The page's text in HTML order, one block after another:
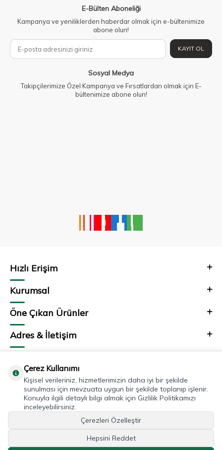
E-Bülten Aboneliği
Kampanya ve yeniliklerden haberdar olmak için e-bültenimize
abone olun!
KAYIT OL
Sosyal Medya
Takipçilerimize Özel Kampanya ve Fırsatlardan olmak için E-
bültenimize abone olun!
Hızlı Erişim
Kurumsal
Öne Çıkan Ürünler
Adres & İletişim
Çerez Kullanımı
Kişisel verileriniz, hizmetlerimizin daha iyi bir şekilde
sunulması için mevzuata uygun bir şekilde toplanıp işlenir.
Konuyla ilgili detaylı bilgi almak için Gizlilik Politikamızı
inceleyebilirsiniz.
Çerezleri Özelleştir
Hepsini Reddet